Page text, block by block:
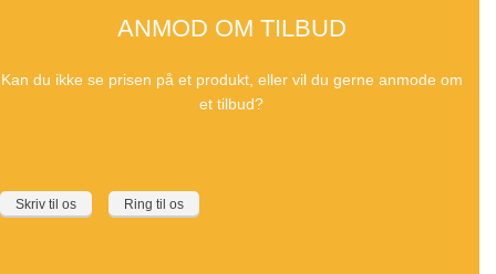
ANMOD OM TILBUD
Kan du ikke se prisen på et produkt, eller vil du gerne anmode om
et tilbud?
Skriv til os Ring til os